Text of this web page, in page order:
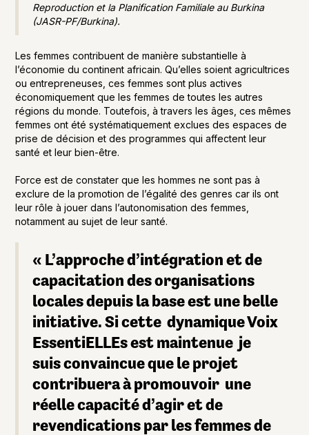
Reproduction et la Planification Familiale au Burkina
(JASR-PF/Burkina).
Les femmes contribuent de manière substantielle à
l’économie du continent africain. Qu’elles soient agricultrices
ou entrepreneuses, ces femmes sont plus actives
économiquement que les femmes de toutes les autres
régions du monde. Toutefois, à travers les âges, ces mêmes
femmes ont été systématiquement exclues des espaces de
prise de décision et des programmes qui affectent leur
santé et leur bien-être.
Force est de constater que les hommes ne sont pas à
exclure de la promotion de l’égalité des genres car ils ont
leur rôle à jouer dans l’autonomisation des femmes,
notamment au sujet de leur santé.
« L’approche d’intégration et de
capacitation des organisations
locales depuis la base est une belle
initiative. Si cette dynamique Voix
EssentiELLEs est maintenue je
suis convaincue que le projet
contribuera à promouvoir une
réelle capacité d’agir et de
revendications par les femmes de